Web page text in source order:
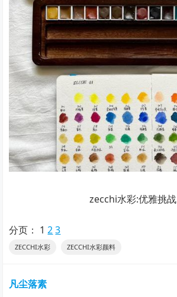
zecchi水彩:优雅挑战
分页： 1 2 3
ZECCHI水彩 ZECCHI水彩颜料
凡尘落素